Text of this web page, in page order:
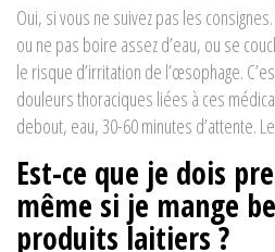
Oui, si vous ne suivez pas les
ou ne pas boire assez d’eau, ou se
le risque d’irritation de l’œsophage.
douleurs thoraciques liées à ces
debout, eau, 30-60 minutes d’attente.
Est-ce que je dois
même si je mange
produits laitiers ?